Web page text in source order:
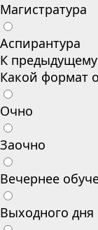
Магистратура
Аспирантура
К
Какой формат
Очно
Заочно
Вечернее
Выходного дня